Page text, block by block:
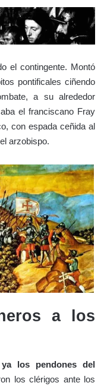
el contingente. Montó
pontificales ciñendo
a su alrededor
el franciscano Fray
con espada ceñida al
arzobispo.
a los
ya los pendones del
los clérigos ante los